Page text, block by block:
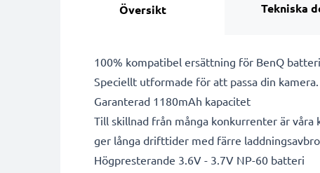
Översikt Tekniska
100% kompatibel ersättning för BenQ
Speciellt utformade för att passa din
Garanterad 1180mAh kapacitet
Till skillnad från många konkurrenter är
ger långa drifttider med färre
Högpresterande 3.6V - 3.7V NP-60 batteri